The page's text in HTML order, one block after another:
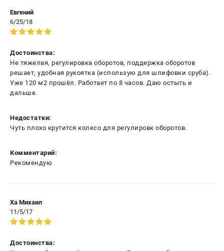
Евгений
6/25/18
Достоинства:
Не тяжелая, регулировка оборотов, поддержка оборотов
решает, удобная рукоятка (использую для шлифовки сруба).
Уже 120 м2 прошёл. Работает по 8 часов. Даю остыть и
дальше.
Недостатки:
Чуть плохо крутится колесо для регулировк оборотов.
Комментарий:
Рекомендую
Ха Михаил
11/5/17
Достоинства: